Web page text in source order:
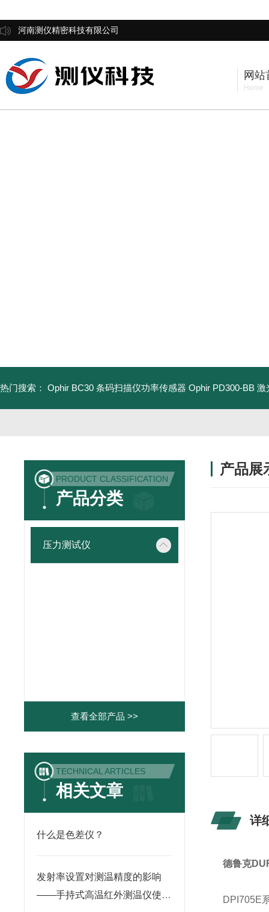
河南测仪精密科技有限公司
网站
Home
热门搜索： Ophir BC30 条码扫描仪功率传感器 Ophir PD300-BB
PRODUCT CLASSIFICATION
产品分类
压力测试仪
查看全部产品 >>
TECHNICAL ARTICLES
相关文章
什么是色差仪？
发射率设置对测温精度的影响
——手持式高温红外测温仪使用
产品展
详
德鲁克
DPI705E